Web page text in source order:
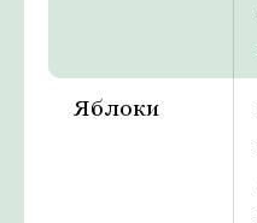
Яблоки